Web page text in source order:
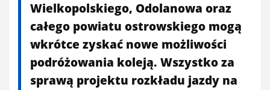
Wielkopolskiego, Odolanowa oraz
całego powiatu ostrowskiego mogą
wkrótce zyskać nowe możliwości
podróżowania koleją. Wszystko za
sprawą projektu rozkładu jazdy na